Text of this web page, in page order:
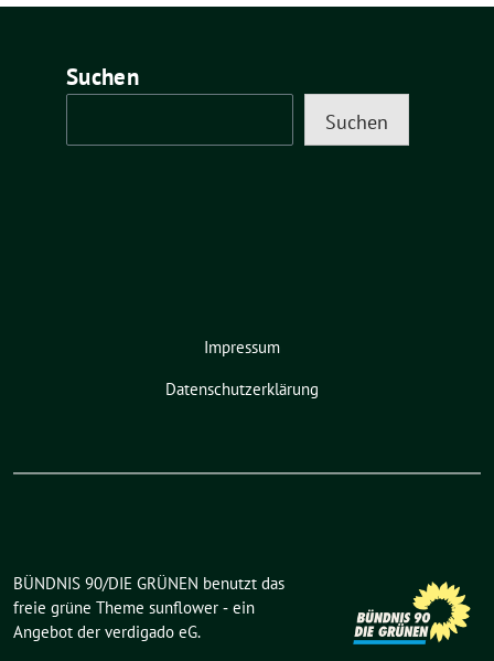
Suchen
Suchen
Impressum
Datenschutzerklärung
BÜNDNIS 90/DIE GRÜNEN benutzt das
freie grüne Theme sunflower ‐ ein
Angebot der verdigado eG.